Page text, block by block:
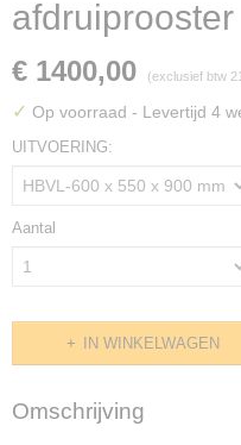
afdruiprooster
€ 1400,00 (exclusief btw
✓ Op voorraad - Levertijd 4
UITVOERING:
Aantal
IN WINKELWAGEN
Omschrijving